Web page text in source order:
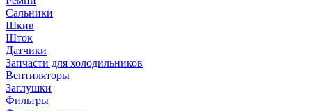
Сальники
Шкив
Шток
Датчики
Запчасти для холодильников
Вентиляторы
Заглушки
Фильтры